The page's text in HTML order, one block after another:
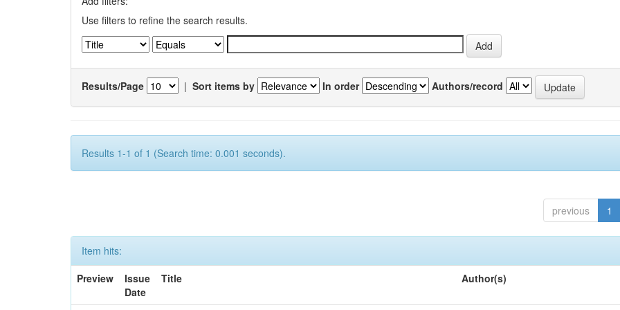
Use filters to refine the search results.
Results/Page | Sort items by In order Authors/record
Results 1-1 of 1 (Search time: 0.001 seconds).
previous 1
Item hits:
Preview
Issue
Date
Title Author(s)